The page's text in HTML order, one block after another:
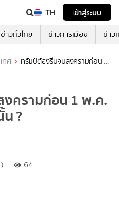
TH
เข้าสู่ระบบ
ข่าวทั่วไทย ข่าวการเมือง ข่าว
ทศ
ทรัมป์ต้องรีบจบสงครามก่อน 1
ครามก่อน 1 พ.ค.
น ?
64